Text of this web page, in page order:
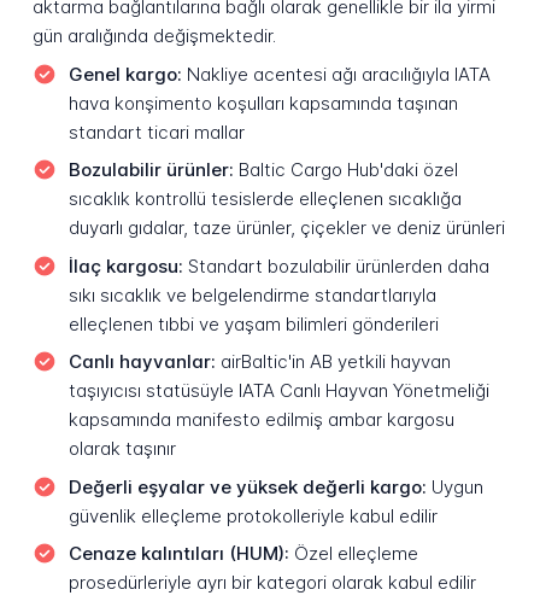
aktarma bağlantılarına bağlı olarak genellikle bir ila yirmi
gün aralığında değişmektedir.
Genel kargo: Nakliye acentesi ağı aracılığıyla IATA
hava konşimento koşulları kapsamında taşınan
standart ticari mallar
Bozulabilir ürünler: Baltic Cargo Hub'daki özel
sıcaklık kontrollü tesislerde elleçlenen sıcaklığa
duyarlı gıdalar, taze ürünler, çiçekler ve deniz ürünleri
İlaç kargosu: Standart bozulabilir ürünlerden daha
sıkı sıcaklık ve belgelendirme standartlarıyla
elleçlenen tıbbi ve yaşam bilimleri gönderileri
Canlı hayvanlar: airBaltic'in AB yetkili hayvan
taşıyıcısı statüsüyle IATA Canlı Hayvan Yönetmeliği
kapsamında manifesto edilmiş ambar kargosu
olarak taşınır
Değerli eşyalar ve yüksek değerli kargo: Uygun
güvenlik elleçleme protokolleriyle kabul edilir
Cenaze kalıntıları (HUM): Özel elleçleme
prosedürleriyle ayrı bir kategori olarak kabul edilir